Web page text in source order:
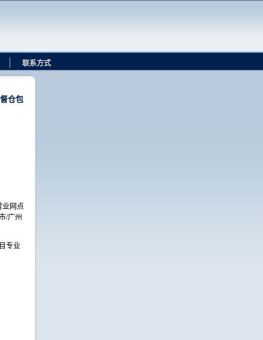
联系方式
仓包
网点
/广州
专业